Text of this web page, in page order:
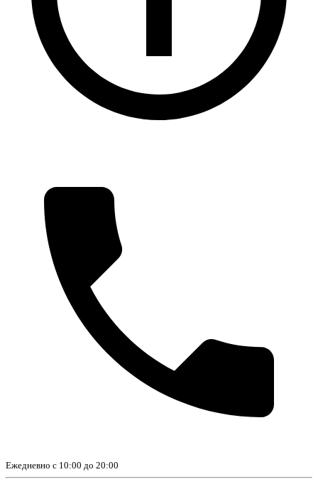
Ежедневно с 10:00 до 20:00